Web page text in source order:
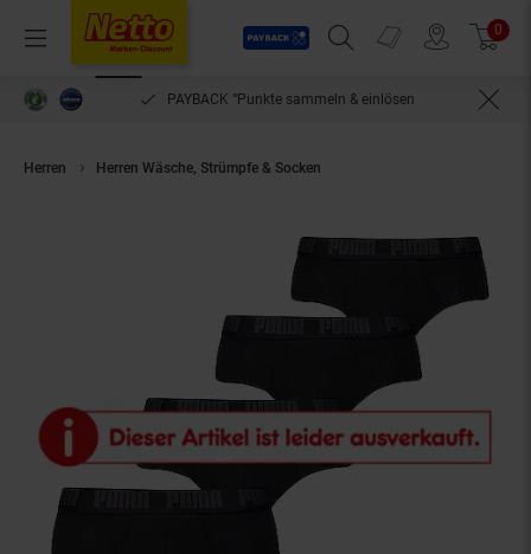
Menü
Payback
Suchfeld einblenden
Prospekte 0
PAYBACK °Punkte sammeln & einlösen
Herren Herren Wäsche, Strümpfe & Socken